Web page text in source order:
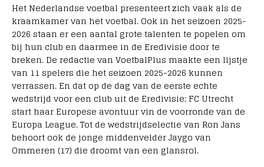
Het Nederlandse voetbal presenteert zich vaak als de
kraamkamer van het voetbal. Ook in het seizoen 2025-
2026 staan er een aantal grote talenten te popelen om
bij hun club en daarmee in de Eredivisie door te
breken. De redactie van VoetbalPlus maakte een lijstje
van 11 spelers die het seizoen 2025-2026 kunnen
verrassen. En dat op de dag van de eerste echte
wedstrijd voor een club uit de Eredivisie: FC Utrecht
start haar Europese avontuur vin de voorronde van de
Europa League. Tot de wedstrijdselectie van Ron Jans
behoort ook de jonge middenvelder Jaygo van
Ommeren (17) die droomt van een glansrol.